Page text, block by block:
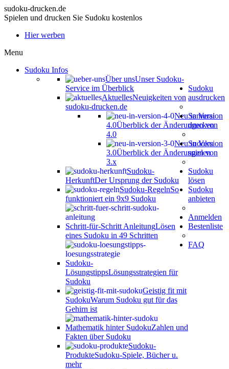
sudoku-drucken.de
Spielen und drucken Sie Sudoku kostenlos
Hier werben
Menu
Sudoku Infos
Über unsUnser Sudoku-
Service im Überblick
AktuellesNeuigkeiten von
sudoku-drucken.de
Neu in Version
4.0Überblick der Änderungen von
4.0
Neu in Version
3.0Überblick der Änderungen von
3.x
Sudoku-
HerkunftDer Ursprung der Sudoku
Sudoku-RegelnSo
funktioniert ein 9x9 Sudoku
Schritt-für-Schritt AnleitungLösen
eines Sudoku in 49 Schritten
Sudoku-
LösungstippsLösungsstrategien für
Sudoku
Geistig fit mit
SudokuWarum Sudoku gut für das
Gehirn ist
Mathematik hinter SudokuZahlen und
Fakten über Sudoku
Sudoku-
ProdukteSudoku-Spiele, Bücher u.
mehr
Sudoku
ausdrucken
Samurai
drucken
Sudoku
spielen
Sudoku
lösen
Sudoku
anbieten
Anmelden
Bestenliste
FAQ